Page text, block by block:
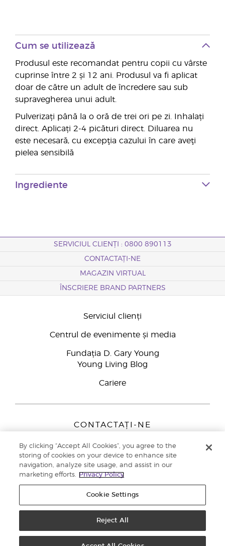
Cum se utilizează
Produsul este recomandat pentru copii cu vârste
cuprinse între 2 și 12 ani. Produsul va fi aplicat
doar de către un adult de încredere sau sub
supravegherea unui adult.
Pulverizați până la o oră de trei ori pe zi. Inhalați
direct. Aplicați 2-4 picături direct. Diluarea nu
este necesară, cu excepţia cazului în care aveţi
pielea sensibilă
Ingrediente
SERVICIUL CLIENȚI : 0800 890113
CONTACTAȚI-NE
MAGAZIN VIRTUAL
ÎNSCRIERE BRAND PARTNERS
Serviciul clienți
Centrul de evenimente și media
Fundația D. Gary Young
Young Living Blog
Cariere
CONTACTAȚI-NE
Peizerweg 97
9727 AJ Groningen
Netherlands
Înscriere Brand Partners0800 890113
Politica de confidențialitate
By clicking “Accept All Cookies”, you agree to the
storing of cookies on your device to enhance site
navigation, analyze site usage, and assist in our
marketing efforts.
Privacy Policy
Cookie Settings
Reject All